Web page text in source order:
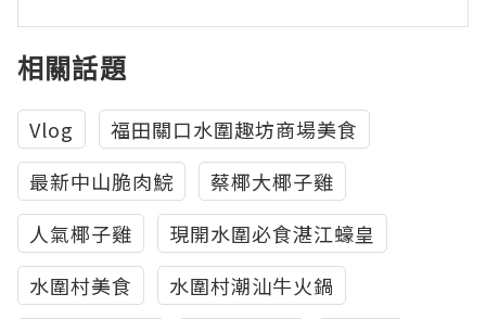
相關話題
Vlog
福田關口水圍趣坊商場美食
最新中山脆肉鯇
蔡椰大椰子雞
人氣椰子雞
現開水圍必食湛江蠔皇
水圍村美食
水圍村潮汕牛火鍋